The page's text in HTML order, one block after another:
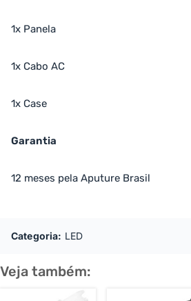
1x Panela
1x Cabo AC
1x Case
Garantia
12 meses pela Aputure Brasil
Categoria: LED
Veja também: